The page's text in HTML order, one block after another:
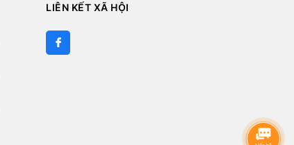
LIÊN KẾT XÃ HỘI